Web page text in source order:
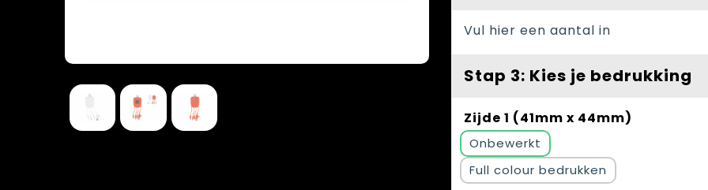
Vul hier een aantal in
Stap 3: Kies je bedrukking
Zijde 1 (41mm x 44mm)
Onbewerkt
Full colour